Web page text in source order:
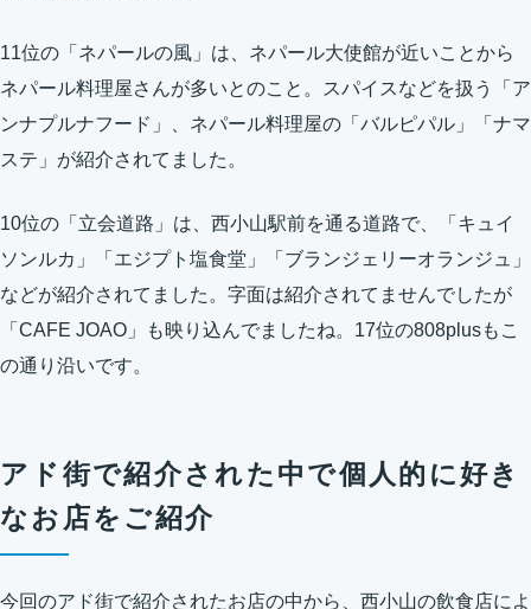
11位の「ネパールの風」は、ネパール大使館が近いことから
ネパール料理屋さんが多いとのこと。スパイスなどを扱う「ア
ンナプルナフード」、ネパール料理屋の「バルピパル」「ナマ
ステ」が紹介されてました。
10位の「立会道路」は、西小山駅前を通る道路で、「キュイ
ソンルカ」「エジプト塩食堂」「ブランジェリーオランジュ」
などが紹介されてました。字面は紹介されてませんでしたが
「CAFE JOAO」も映り込んでましたね。17位の808plusもこ
の通り沿いです。
アド街で紹介された中で個人的に好き
なお店をご紹介
今回のアド街で紹介されたお店の中から、西小山の飲食店によ